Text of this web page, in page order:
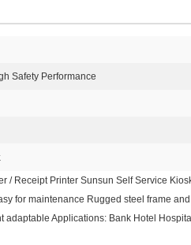
Safety Performance
Receipt Printer Sunsun Self Service
for maintenance Rugged steel frame
Applications: Bank Hotel Hospital